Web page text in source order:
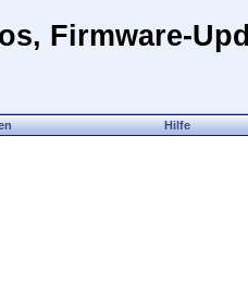
Firmware-
Hilfe